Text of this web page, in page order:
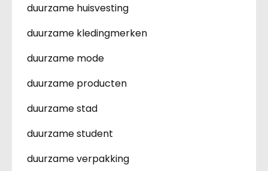
duurzame huisvesting
duurzame kledingmerken
duurzame mode
duurzame producten
duurzame stad
duurzame student
duurzame verpakking